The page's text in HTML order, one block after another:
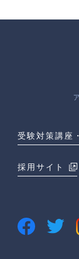
受験対策講座
採用サイト